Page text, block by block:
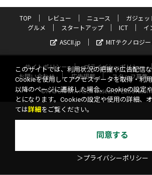
TOP レビュー ニュース ガジェッ
グルメ
スタートアップ ICT
イ
ASCII.jp
MITテクノロジ
サイトポリシー プライバシーポリシー
お問い合わせ
広告掲載 スタッフ募集
©KADOKAWA ASCII Research
このサイトでは、利用状況の把握や広告配信な
Cookieを使用してアクセスデータを取得・利
以降のページに遷移した場合、Cookieの設定
とになります。Cookieの設定や使用の詳細、
ては詳細 をご覧ください。
同意する
＞プライバシーポリシー